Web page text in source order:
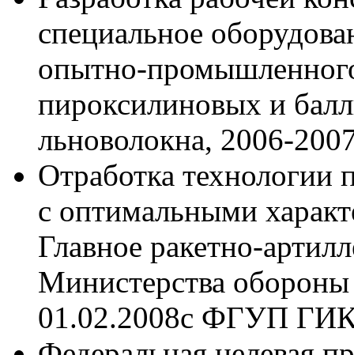
специальное
опытно-
пироксилиновых и
льноволокна, 2006-
Отработка технологии
с оптимальными
Главное ракетно-
Министерства
01.02.2008с ФГУП